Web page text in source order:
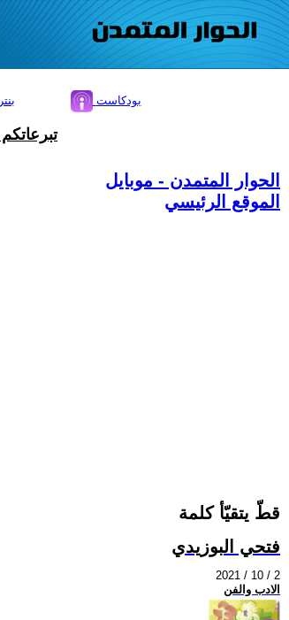
بودكاست
الحوار المتمدن - موبايل
الموقع الرئيسي
قطّ يتقيّأ كلمة
فتحي البوزيدي
2021 / 10 / 2
الادب والفن